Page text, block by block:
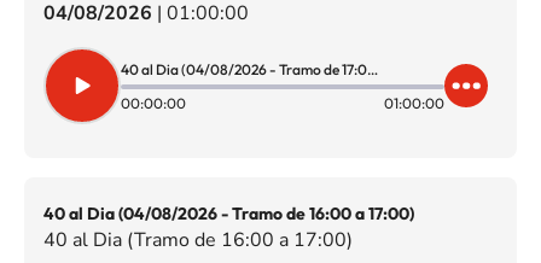
04/08/2026 | 01:00:00
40 al Dia (04/08/2026 - Tramo de 17:00 a 18:00)
00:00:00
01:00:00
40 al Dia (04/08/2026 - Tramo de 16:00 a 17:00)
40 al Dia (Tramo de 16:00 a 17:00)